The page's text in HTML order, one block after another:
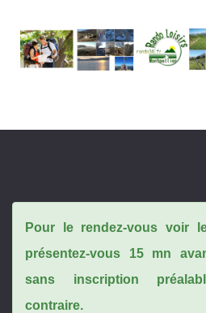
Pour le rendez-vous voir
présentez-vous 15 mn
sans inscription
contraire.